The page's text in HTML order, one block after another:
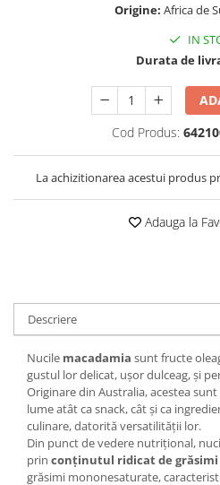
Origine: Africa de
IN
Durata de
Cod Produs:
La achizitionarea acestui produs
Adauga la
Descriere
Nucile macadamia sunt fructe
gustul lor delicat, ușor dulceag, și
Originare din Australia, acestea
lume atât ca snack, cât și ca
culinare, datorită versatilității lor.
Din punct de vedere nutrițional,
prin conținutul ridicat de
grăsimi mononesaturate,